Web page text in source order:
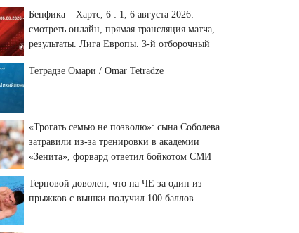
Бенфика – Хартс, 6 : 1, 6 августа 2026:
смотреть онлайн, прямая трансляция матча,
результаты. Лига Европы. 3-й отборочный
Тетрадзе Омари / Omar Tetradze
«Трогать семью не позволю»: сына Соболева
затравили из-за тренировки в академии
«Зенита», форвард ответил бойкотом СМИ
Терновой доволен, что на ЧЕ за один из
прыжков с вышки получил 100 баллов